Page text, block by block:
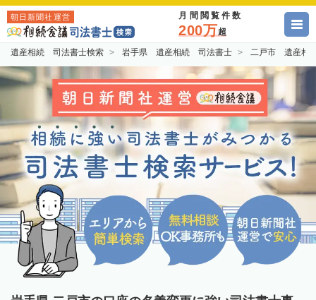
朝日新聞社運営 月間閲覧件数
200万超
遺産相続 司法書士検索 岩手県 遺産相続 司法書士 二戸市 遺産相